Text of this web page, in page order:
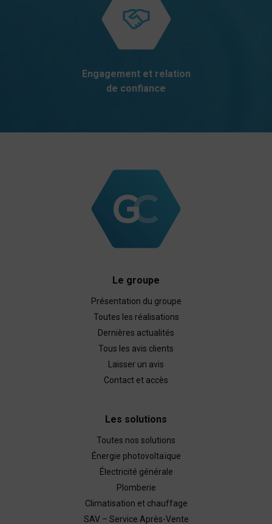
Engagement et relation
de confiance
Le groupe
Présentation du groupe
Toutes les réalisations
Dernières actualités
Tous les avis clients
Laisser un avis
Contact et accès
Les solutions
Toutes nos solutions
Énergie photovoltaïque
Électricité générale
Plomberie
Climatisation et chauffage
SAV – Service Après-Vente